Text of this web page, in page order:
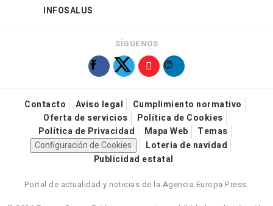
INFOSALUS
SÍGUENOS
Contacto Aviso legal
Cumplimiento normativo
Oferta de servicios
Política de Cookies
Política de Privacidad
Mapa Web
Temas
Configuración de Cookies
Loteria de navidad
Publicidad estatal
Portal de actualidad y noticias de la Agencia Europa Press.